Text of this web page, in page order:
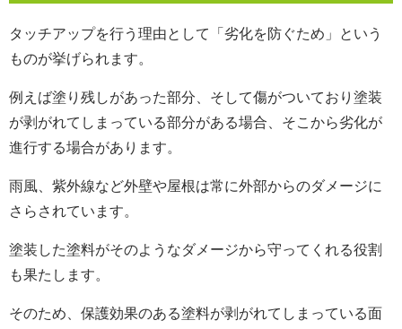
タッチアップを行う理由として「劣化を防ぐため」という
ものが挙げられます。
例えば塗り残しがあった部分、そして傷がついており塗装
が剥がれてしまっている部分がある場合、そこから劣化が
進行する場合があります。
雨風、紫外線など外壁や屋根は常に外部からのダメージに
さらされています。
塗装した塗料がそのようなダメージから守ってくれる役割
も果たします。
そのため、保護効果のある塗料が剥がれてしまっている面